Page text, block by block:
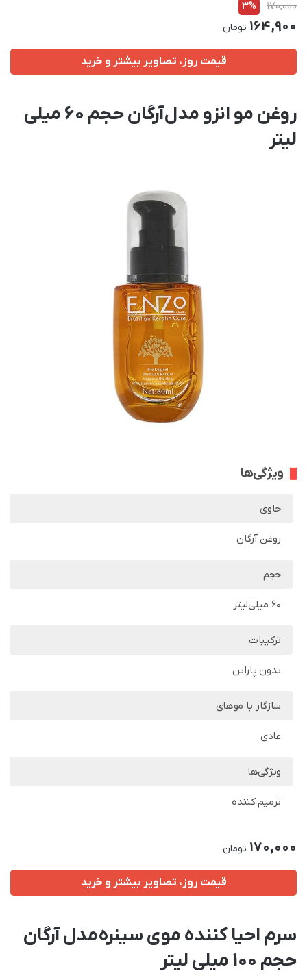
170,000
3%
164,900 تومان
قیمت روز، تصاویر بیشتر و خرید
روغن مو انزو مدل آرگان حجم 60 میلی
لیتر
ویژگی‌ها
حاوی
روغن آرگان
حجم
60 میلی‌لیتر
ترکیبات
بدون پارابن
سازگار با موهای
عادی
ویژگی‌ها
ترمیم کننده
170,000 تومان
قیمت روز، تصاویر بیشتر و خرید
سرم احیا کننده موی سینره مدل آرگان
حجم 100 میلی لیتر